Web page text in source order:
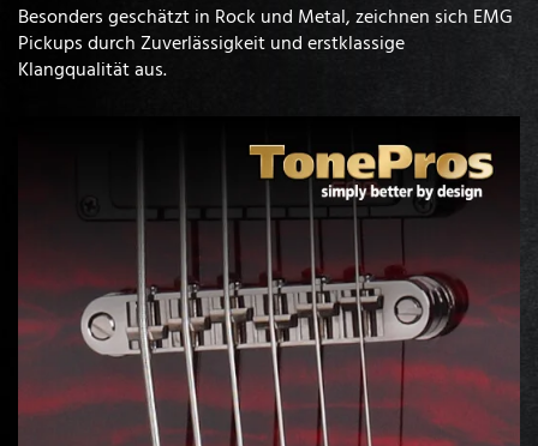
Besonders geschätzt in Rock und Metal, zeichnen sich EMG
Pickups durch Zuverlässigkeit und erstklassige
Klangqualität aus.